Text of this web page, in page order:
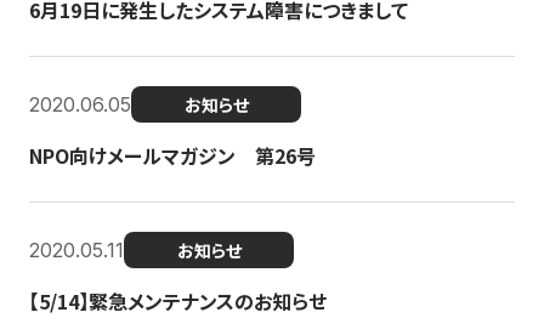
6月19日に発生したシステム障害につきまして
2020.06.05 お知らせ
NPO向けメールマガジン 第26号
2020.05.11 お知らせ
【5/14】緊急メンテナンスのお知らせ